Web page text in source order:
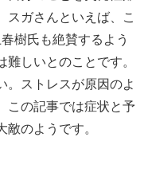
スガさんといえば、こ
樹氏も絶賛するよう
しいとのことです。
。ストレスが原因のよ
この記事では症状と予
のようです。